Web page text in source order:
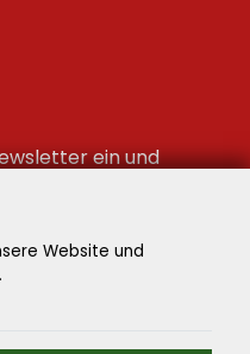
ein und
Website und